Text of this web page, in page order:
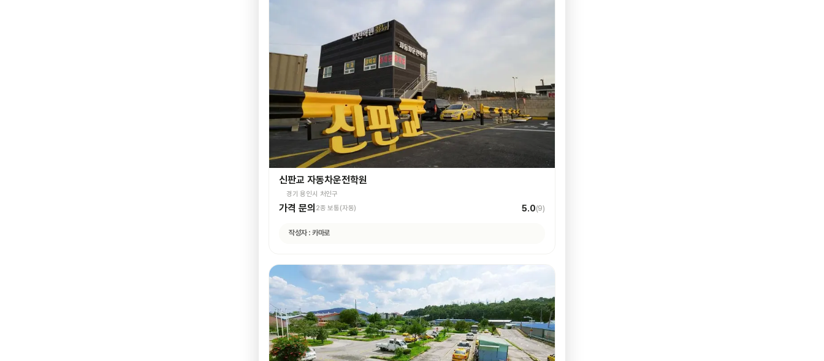
신판교 자동차운전학원
경기 용인시 처인구
가격 문의 2종 보통(자동) 5.0(9)
작성자 : 카마로